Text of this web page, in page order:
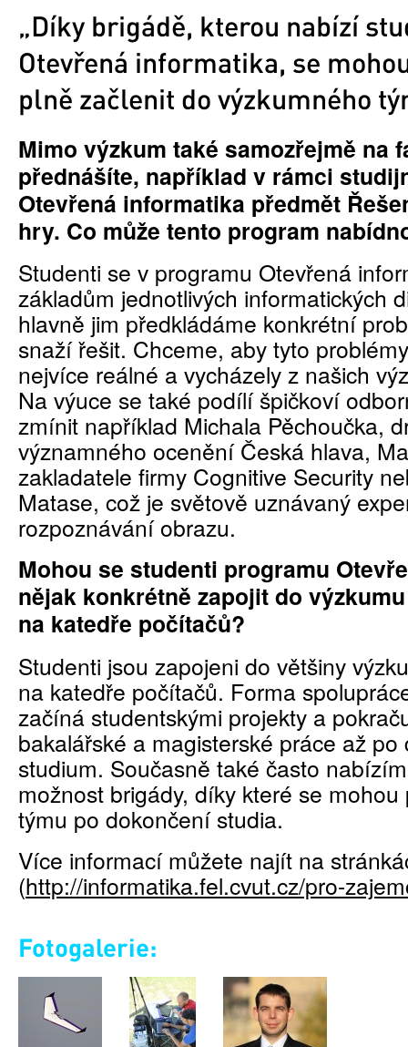
„Díky brigádě, kterou nabízí
Otevřená informatika, se
plně začlenit do výzkumného
Mimo výzkum také samozřejmě na
přednášíte, například v rámci
Otevřená informatika předmět
hry. Co může tento program
Studenti se v programu Otevřená
základům jednotlivých informatických
hlavně jim předkládáme konkrétní
snaží řešit. Chceme, aby tyto
nejvíce reálné a vycházely z našich
Na výuce se také podílí špičkoví
zmínit například Michala Pěchoučka,
významného ocenění Česká hlava,
zakladatele firmy Cognitive Security
Matase, což je světově uznávaný
rozpoznávání obrazu.
Mohou se studenti programu
nějak konkrétně zapojit do
na katedře počítačů?
Studenti jsou zapojeni do většiny
na katedře počítačů. Forma
začíná studentskými projekty a
bakalářské a magisterské práce až po
studium. Současně také často
možnost brigády, díky které se
týmu po dokončení studia.
Více informací můžete najít na
(http://informatika.fel.cvut.cz/pro-
Fotogalerie: